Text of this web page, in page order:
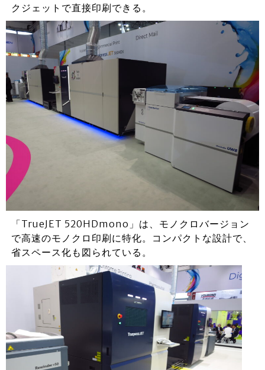
クジェットで直接印刷できる。
「TrueJET 520HDmono」は、モノクロバージョン
で高速のモノクロ印刷に特化。コンパクトな設計で、
省スペース化も図られている。